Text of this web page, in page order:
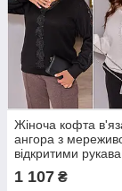
Жіноча кофта
ангора з
відкритими
чудова якість
батал
1 107 ₴